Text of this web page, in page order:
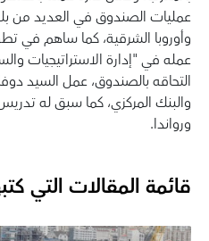
عمليات الصندوق في العديد من
وأوروبا الشرقية، كما ساهم في
عمله في "إدارة الاستراتيجيات
التحاقه بالصندوق، عمل السيد
والبنك المركزي، كما سبق له
ورواندا.
قائمة المقالات التي